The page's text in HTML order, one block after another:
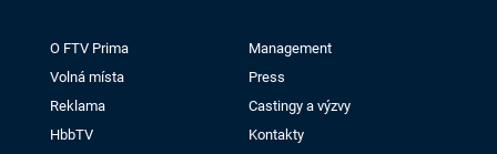
O FTV Prima
Management
Volná místa
Press
Reklama
Castingy a výzvy
HbbTV
Kontakty